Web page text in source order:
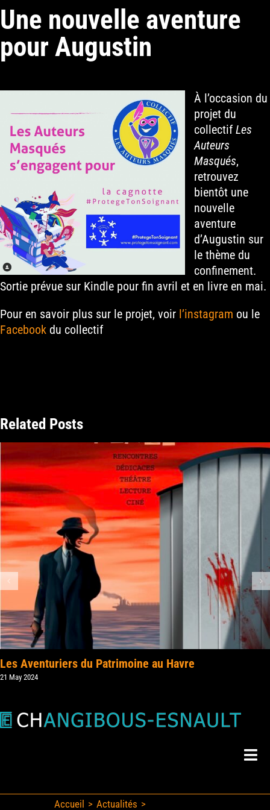
Une nouvelle aventure
pour Augustin
À l’occasion du
projet du
collectifLes
Auteurs
Masqués,
retrouvez
bientôt une
nouvelle
aventure
d’Augustin sur
le thème du
confinement.
Sortie prévue sur Kindle pour fin avril et en livre en mai.
Pour en savoir plus sur le projet, voir l’instagram ou le
Facebookdu collectif
Related Posts
Les Aventuriers du Patrimoine au Havre
21 May 2024
Mes LivresAccueil Actualités